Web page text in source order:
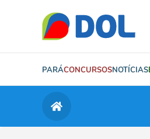
PARÁCONCURSOSNOTÍCIAS